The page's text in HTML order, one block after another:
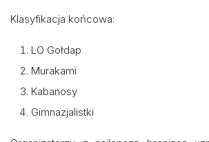
Klasyfikacja końcowa:
LO Gołdap
Murakami
Kabanosy
Gimnazjalistki